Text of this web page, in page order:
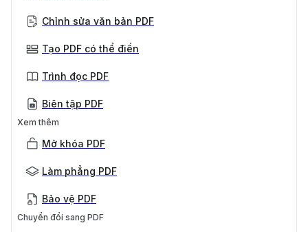
Chỉnh sửa văn bản PDF
Tạo PDF có thể điền
Trình đọc PDF
Biên tập PDF
Xem thêm
Mở khóa PDF
Làm phẳng PDF
Bảo vệ PDF
Chuyển đổi sang PDF